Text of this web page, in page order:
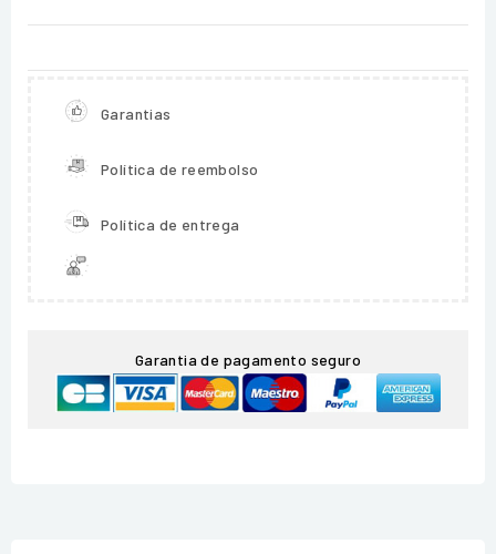
Garantias
Política de reembolso
Política de entrega
Garantia de pagamento seguro